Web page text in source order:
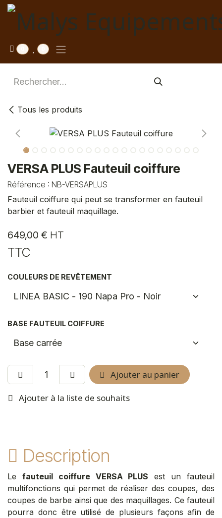
Se rendre au contenu
Tous les produits
VERSA PLUS Fauteuil coiffure
Référence : NB-VERSAPLUS
Fauteuil coiffure qui peut se transformer en fauteuil
barbier et fauteuil maquillage.
649,00 € HT
TTC
COULEURS DE REVÊTEMENT
BASE FAUTEUIL COIFFURE
Ajouter au panier
Ajouter à la liste de souhaits
Description
Le fauteuil coiffure VERSA PLUS est un fauteuil
multifonctions qui permet de réaliser des coupes, des
coupes de barbe ainsi que des maquillages. Ce fauteuil
pourra donc être utilisé de plusieurs façons afin de